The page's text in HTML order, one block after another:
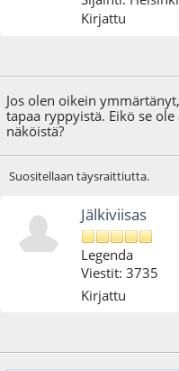
Kirjattu
Jos olen oikein
tapaa ryppyistä. Eikö se
näköistä?
Suositellaan täysraittiutta.
Jälkiviisas
Legenda
Viestit: 3735
Kirjattu